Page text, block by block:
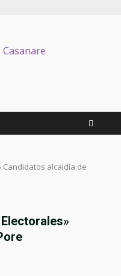
Candidatos alcaldía de